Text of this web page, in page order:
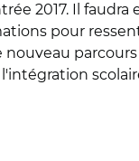
2017. Il
pour
nouveau